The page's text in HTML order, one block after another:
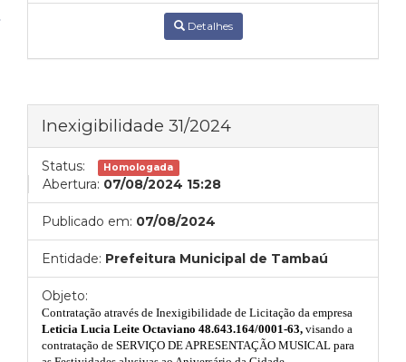
Detalhes
Inexigibilidade 31/2024
Status: Homologada
Abertura: 07/08/2024 15:28
Publicado em: 07/08/2024
Entidade: Prefeitura Municipal de Tambaú
Objeto:
Contratação através de Inexigibilidade de Licitação da empresa
Leticia Lucia Leite Octaviano 48.643.164/0001-63, visando a
contratação de SERVIÇO DE APRESENTAÇÃO MUSICAL para